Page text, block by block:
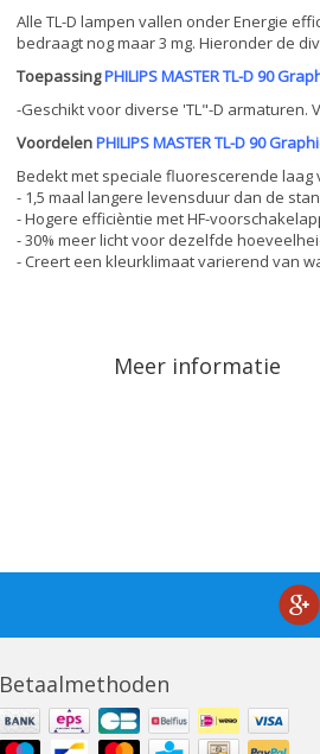
Alle TL-D lampen vallen onder Energie
bedraagt nog maar 3 mg. Hieronder de
ToepassingPHILIPS MASTER TL-D 90
-Geschikt voor diverse 'TL"-D
VoordelenPHILIPS MASTER TL-D 90
Bedekt met speciale fluorescerende laag
- 1,5 maal langere levensduur dan de
- Hogere efficièntie met HF-
- 30% meer licht voor dezelfde
- Creert een kleurklimaat varierend van
Meer informatie
Betaalmethoden